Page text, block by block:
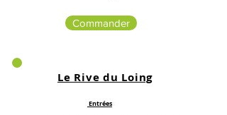
Commander
Le Rive du Loing
Entrées